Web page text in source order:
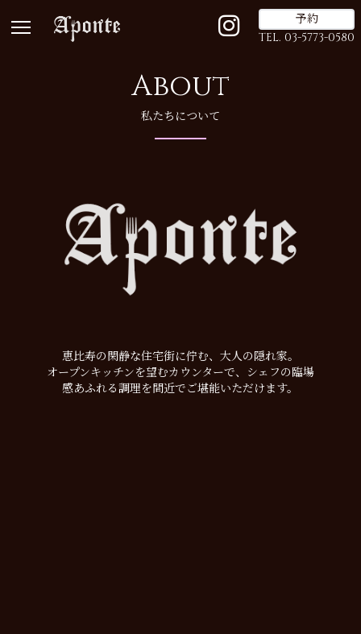
予約
TEL. 03-5773-0580
About
私たちについて
恵比寿の閑静な住宅街に佇む、大人の隠れ家。
オープンキッチンを望むカウンターで、シェフの臨場
感あふれる調理を間近でご堪能いただけます。